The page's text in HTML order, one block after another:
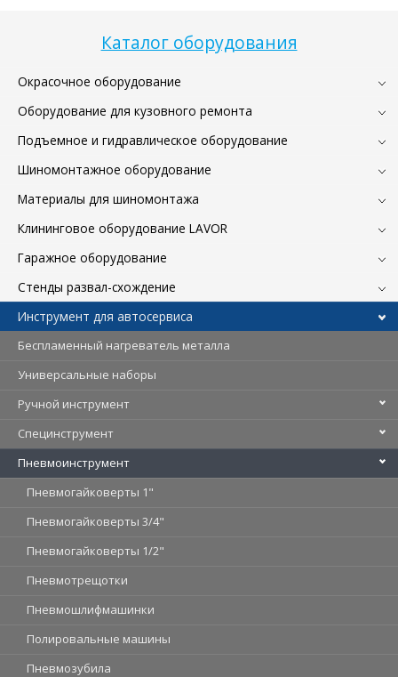
Каталог оборудования
Окрасочное оборудование
Оборудование для кузовного ремонта
Подъемное и гидравлическое оборудование
Шиномонтажное оборудование
Материалы для шиномонтажа
Клининговое оборудование LAVOR
Гаражное оборудование
Стенды развал-схождение
Инструмент для автосервиса
Беспламенный нагреватель металла
Универсальные наборы
Ручной инструмент
Специнструмент
Пневмоинструмент
Пневмогайковерты 1"
Пневмогайковерты 3/4"
Пневмогайковерты 1/2"
Пневмотрещотки
Пневмошлифмашинки
Полировальные машины
Пневмозубила